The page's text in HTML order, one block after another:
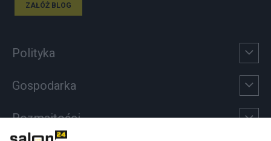
ZAŁÓŻ BLOG
Polityka
Gospodarka
Rozmaitości